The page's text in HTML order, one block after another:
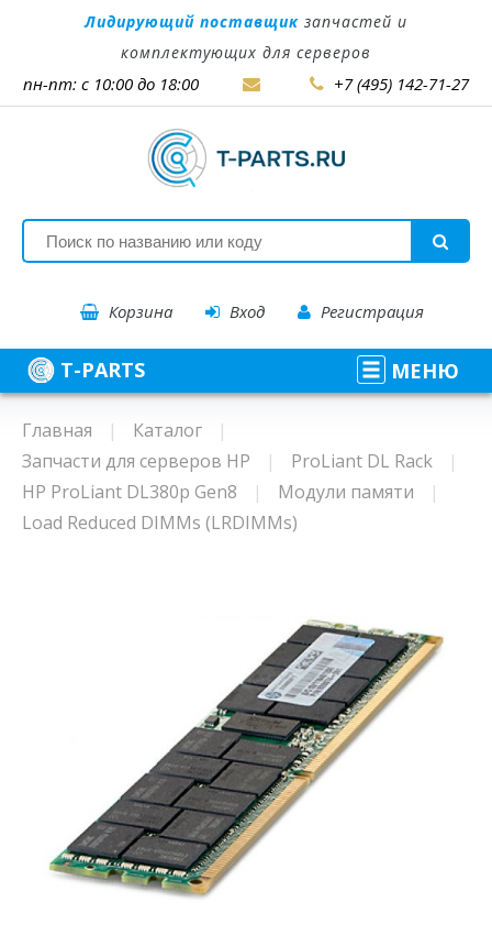
Лидирующий поставщик запчастей и
комплектующих для серверов
пн-пт: с 10:00 до 18:00 +7 (495) 142-71-27
Корзина Вход Регистрация
T-PARTS МЕНЮ
Главная
Каталог
Запчасти для серверов HP
ProLiant DL Rack
HP ProLiant DL380p Gen8
Модули памяти
Load Reduced DIMMs (LRDIMMs)